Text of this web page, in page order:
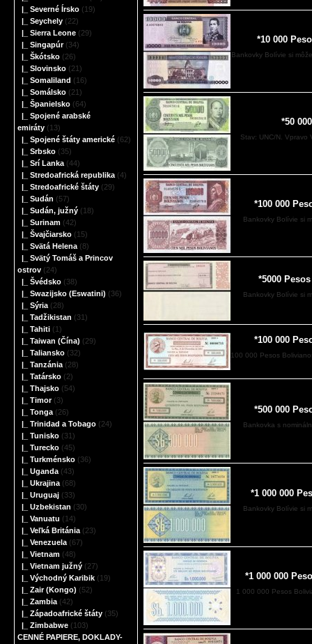
|_ Severné Írsko (19)
|_ Seychely (22)
|_ Sierra Leone (29)
|_ Singapúr(34)
|_ Škótsko (26)
|_ Slovinsko (21)
|_ Somaliland (16)
|_ Somálsko (21)
|_ Španielsko (64)
|_ Spojené arabské
emiráty (13)
|_ Spojené štáty americké (62)
|_ Srbsko (35)
|_ Srí Lanka (44)
|_ Stredoafrická republika (4)
|_ Stredoafrické štáty (29)
|_ Sudán (57)
|_ Sudán, južný (18)
|_ Surinam (42)
|_ Švajčiarsko (15)
|_ Svätá Helena (8)
|_ Svätý Tomáš a Princov
ostrov (24)
|_ Švédsko (38)
|_ Swazijsko (Eswatini) (36)
|_ Sýria (28)
|_ Tadžikistan (31)
|_ Tahiti (1)
|_ Taiwan (Čína) (29)
|_ Taliansko (32)
|_ Tanzánia (28)
|_ Tatársko (2)
|_ Thajsko (54)
|_ Timor(3)
|_ Tonga (26)
|_ Trinidad a Tobago (24)
|_ Tunisko (31)
|_ Turecko (45)
|_ Turkménsko (36)
|_ Uganda (43)
|_ Ukrajina (68)
|_ Uruguaj (33)
|_ Uzbekistan (30)
|_ Vanuatu (14)
|_ Veľká Británia (23)
|_ Venezuela (67)
|_ Vietnam (48)
|_ Vietnam južný (27)
|_ Východný Karibik (19)
|_ Zair (Kongo) (52)
|_ Zambia (42)
|_ Západoafrické štáty (35)
|_ Zimbabwe (103)
CENNÉ PAPIERE, DOKLADY-
*10 000
Bankovky Bolívie si
*50
Stav: UNC/N. Vpravo
*100 000
Bankovky Bolívie si
*5000
Bankovky Bolívie si
*100 000
100 000 Pesos
*500 000
Bankovka s
*1 000 000
Bankovky Bolívie si
*1 000 000
1 000 000 Pesos